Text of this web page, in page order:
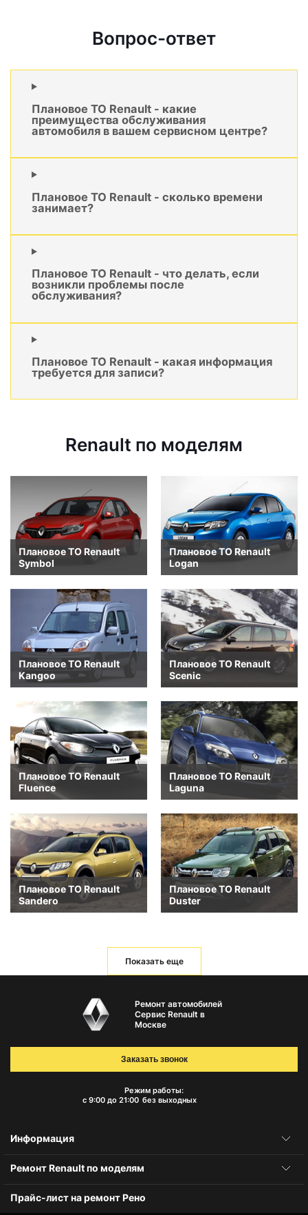
Вопрос-ответ
Плановое ТО Renault - какие
преимущества обслуживания
автомобиля в вашем сервисном центре?
Плановое ТО Renault - сколько времени
занимает?
Плановое ТО Renault - что делать, если
возникли проблемы после
обслуживания?
Плановое ТО Renault - какая информация
требуется для записи?
Renault по моделям
Плановое ТО Renault
Symbol
Плановое ТО Renault
Logan
Плановое ТО Renault
Kangoo
Плановое ТО Renault
Scenic
Плановое ТО Renault
Fluence
Плановое ТО Renault
Laguna
Плановое ТО Renault
Sandero
Плановое ТО Renault
Duster
Показать еще
Ремонт автомобилей
Сервис Renault в
Москве
Режим работы:
с 9:00 до 21:00 без выходных
Заказать звонок
Информация
Ремонт Renault по моделям
Прайс-лист на ремонт Рено